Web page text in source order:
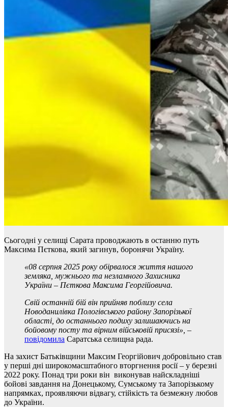
Сьогодні у селищі Сарата проводжають в останню путь
Максима Пєткова, який загинув, боронячи Україну.
«08 серпня 2025 року обірвалося життя нашого
земляка, мужнього та незламного Захисника
України – Пєткова Максима Георгійовича.
Свій останній бій він прийняв поблизу села
Новоданилівка Пологівського району Запорізької
області, до останнього подиху залишаючись на
бойовому посту та вірним військовій присязі», –
повідомила Cаратська селищна рада.
На захист Батьківщини Максим Георгійович добровільно став
у перші дні широкомасштабного вторгнення росії – у березні
2022 року. Понад три роки він виконував найскладніші
бойові завдання на Донецькому, Сумському та Запорізькому
напрямках, проявляючи відвагу, стійкість та безмежну любов
до України.